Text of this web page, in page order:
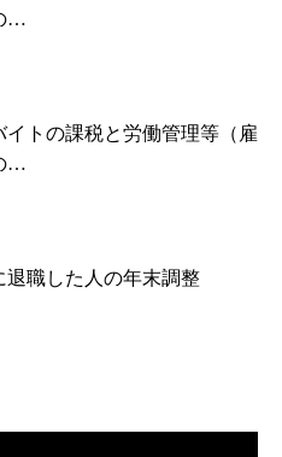
…
イトの課税と労働管理等（雇
…
退職した人の年末調整